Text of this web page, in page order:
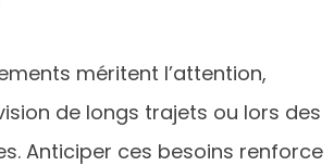
méritent l’attention,
de longs trajets ou lors des
Anticiper ces besoins renforce